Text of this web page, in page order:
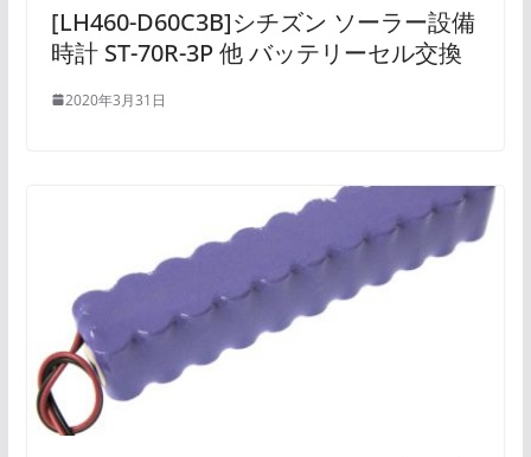
[LH460-D60C3B]シチズン ソーラー設備
時計 ST-70R-3P 他 バッテリーセル交換
2020年3月31日